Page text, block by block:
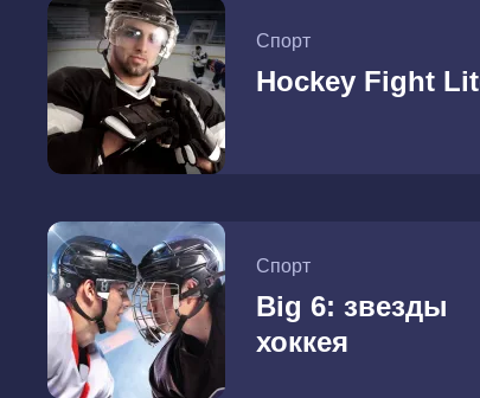
Спорт
Hockey Fight
Спорт
Big 6: звезды
хоккея